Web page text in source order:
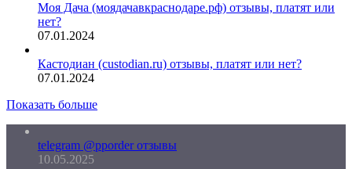
Моя Дача (моядачавкраснодаре.рф) отзывы, платят или
нет?
07.01.2024
Кастодиан (custodian.ru) отзывы, платят или нет?
07.01.2024
Показать больше
telegram @pporder отзывы
10.05.2025